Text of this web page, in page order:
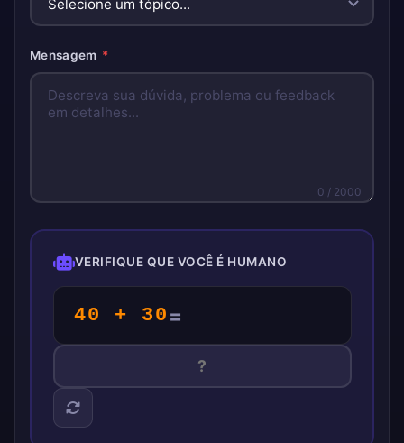
Mensagem *
0 / 2000
VERIFIQUE QUE VOCÊ É HUMANO
40 + 30=